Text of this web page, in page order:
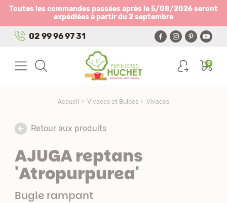
Toutes les commandes passées après le 5/08/2026 seront
expédiées à partir du 2 septembre
02 99 96 97 31
0
Accueil Vivaces et Bulbes Vivaces
Retour aux produits
AJUGA reptans
'Atropurpurea'
Bugle rampant
Panneau de gestion des cookies